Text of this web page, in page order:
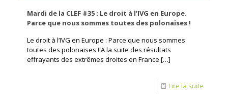
Mardi de la CLEF #35 : Le droit à l’IVG en Europe.
Parce que nous sommes toutes des polonaises !
Le droit à l’IVG en Europe : Parce que nous sommes
toutes des polonaises ! A la suite des résultats
effrayants des extrêmes droites en France […]
Lire la suite